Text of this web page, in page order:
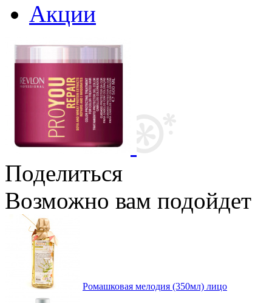
Акции
Поделиться
Возможно вам подойдет
Ромашковая мелодия (350мл) лицо